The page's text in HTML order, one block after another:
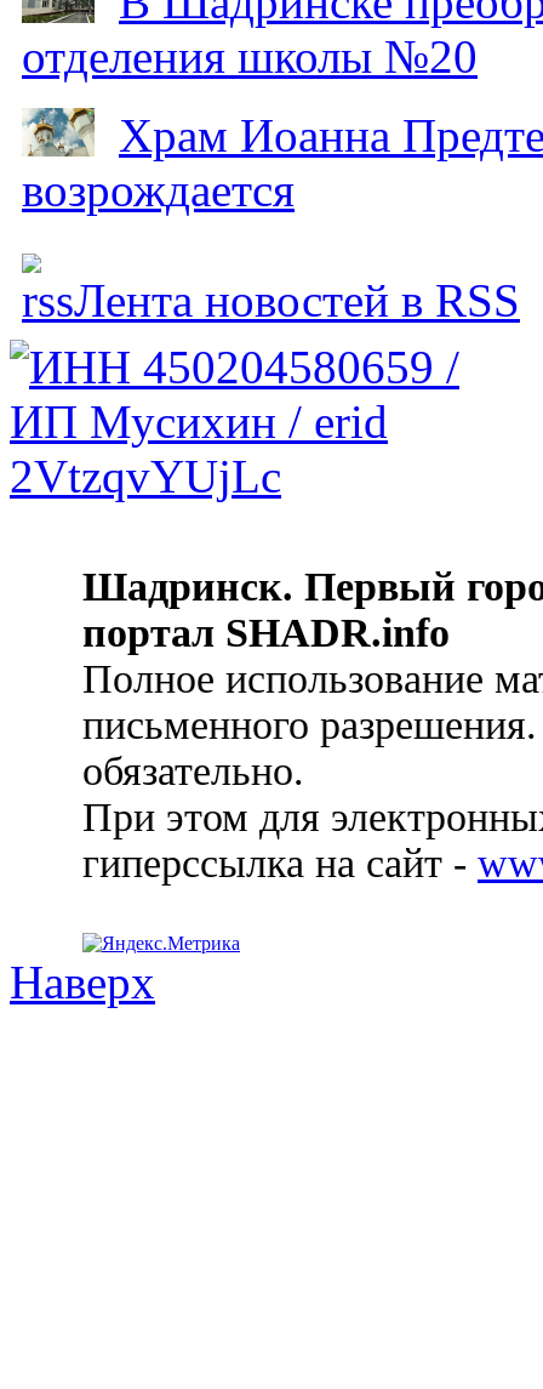
отделения школы №20
Храм Иоанна
возрождается
Лента новостей в RSS
Шадринск. Первый
портал SHADR.info
Полное использование
письменного
обязательно.
При этом для
гиперссылка на сайт -
Наверх